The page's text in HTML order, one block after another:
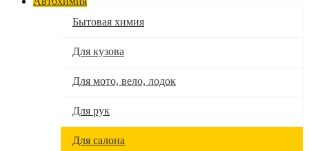
Бытовая химия
Для кузова
Для мото, вело, лодок
Для рук
Для салона